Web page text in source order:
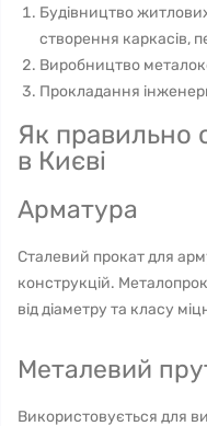
Будівництво
створення каркасів,
Виробництво
Прокладання
Як правильно
в Києві
Арматура
Сталевий прокат для
конструкцій.
від діаметру та класу
Металевий
Використовується для